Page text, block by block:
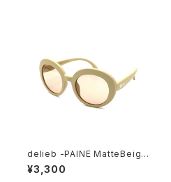
delieb -PAINE MatteBeige/
LightBrown- KIDSsize
¥3,300